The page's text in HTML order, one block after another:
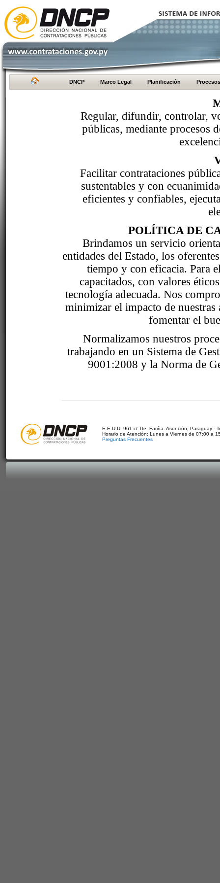
DNCP Marco Legal Planificación Procesos
Regular, difundir, controlar,
públicas, mediante procesos
Facilitar contrataciones
sustentables y con
eficientes y confiables,
POLÍTICA DE
Brindamos un servicio
entidades del Estado, los
tiempo y con eficacia. Para
capacitados, con valores
tecnología adecuada. Nos
minimizar el impacto de
fomentar el
Normalizamos nuestros
trabajando en un Sistema de
9001:2008 y la Norma de
E.E.U.U. 961 c/ Tte. Fariña. Asunción, Paraguay -
Horario de Atención: Lunes a Viernes de 07:00 a
Preguntas Frecuentes